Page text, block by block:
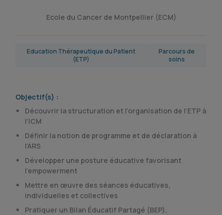
Ecole du Cancer de Montpellier (ECM)
Education Thérapeutique du Patient
(ETP)
Parcours de
soins
Objectif(s) :
Découvrir la structuration et l’organisation de l’ETP à
l’ICM
Définir la notion de programme et de déclaration à
l’ARS
Développer une posture éducative favorisant
l’empowerment
Mettre en œuvre des séances éducatives,
individuelles et collectives
Pratiquer un Bilan Éducatif Partagé (BEP),